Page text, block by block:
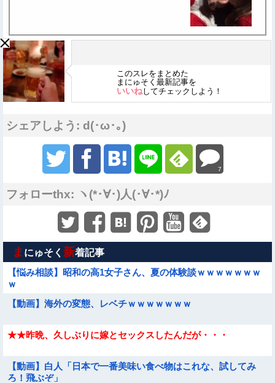
このスレをまとめた
まにゅそく最新記事を
いいねしてチェックしよう！
シェアしよう: d(･ω･｡)
7
フォローthx: ヽ(*･∀･)人(･∀･*)ﾉ
ま にゅそく 新着記事
【悩み相談】昭和の高1女子さん、夏の体験談ｗｗｗｗｗｗｗ
ｗ
【動画】海外の変態、レベチｗｗｗｗｗｗｗ
★★昨晩、久しぶりに嫁とセックスしたんだが・・・
【動画】白人「日本で一番美味い食べ物はこれな、試してみ
ろ！飛ぶぞ」